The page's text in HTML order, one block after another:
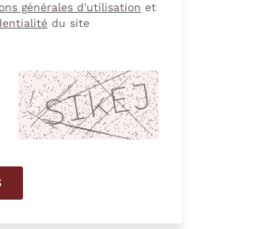
générales d'utilisation et
du site